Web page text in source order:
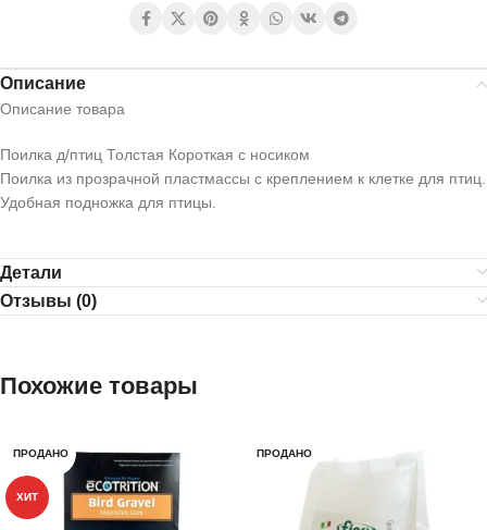
Описание
Описание товара
Поилка д/птиц Толстая Короткая с носиком
Поилка из прозрачной пластмассы с креплением к клетке для птиц.
Удобная подножка для птицы.
Детали
Отзывы (0)
Похожие товары
ПРОДАНО
ХИТ
ПРОДАНО